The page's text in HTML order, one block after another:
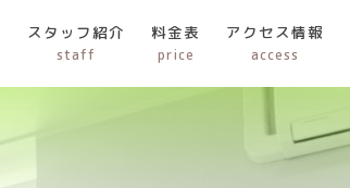
スタッフ紹介
staff
料金表
price
アクセス情報
access